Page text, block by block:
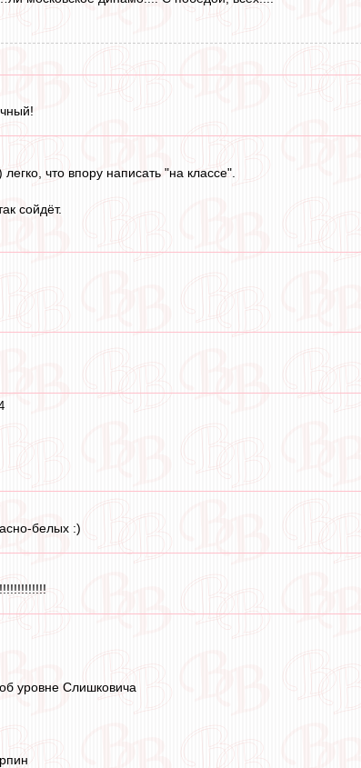
что впору написать "на классе".
сойдёт.
белых :)
уровне Слишковича